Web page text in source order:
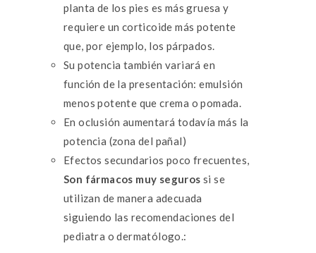
planta de los pies es más gruesa y
requiere un corticoide más potente
que, por ejemplo, los párpados.
Su potencia también variará en
función de la presentación: emulsión
menos potente que crema o pomada.
En oclusión aumentará todavía más la
potencia (zona del pañal)
Efectos secundarios poco frecuentes,
Son fármacos muy seguros si se
utilizan de manera adecuada
siguiendo las recomendaciones del
pediatra o dermatólogo.: